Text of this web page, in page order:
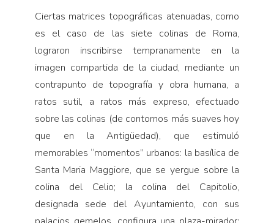
Ciertas matrices topográficas atenuadas, como
es el caso de las siete colinas de Roma,
lograron inscribirse tempranamente en la
imagen compartida de la ciudad, mediante un
contrapunto de topografía y obra humana, a
ratos sutil, a ratos más expreso, efectuado
sobre las colinas (de contornos más suaves hoy
que en la Antigüedad), que estimuló
memorables “momentos” urbanos: la basílica de
Santa Maria Maggiore, que se yergue sobre la
colina del Celio; la colina del Capitolio,
designada sede del Ayuntamiento, con sus